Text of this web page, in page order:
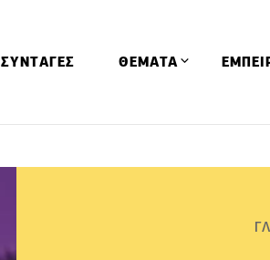
ΣΥΝΤΑΓΕΣ ΘΕΜΑΤΑ